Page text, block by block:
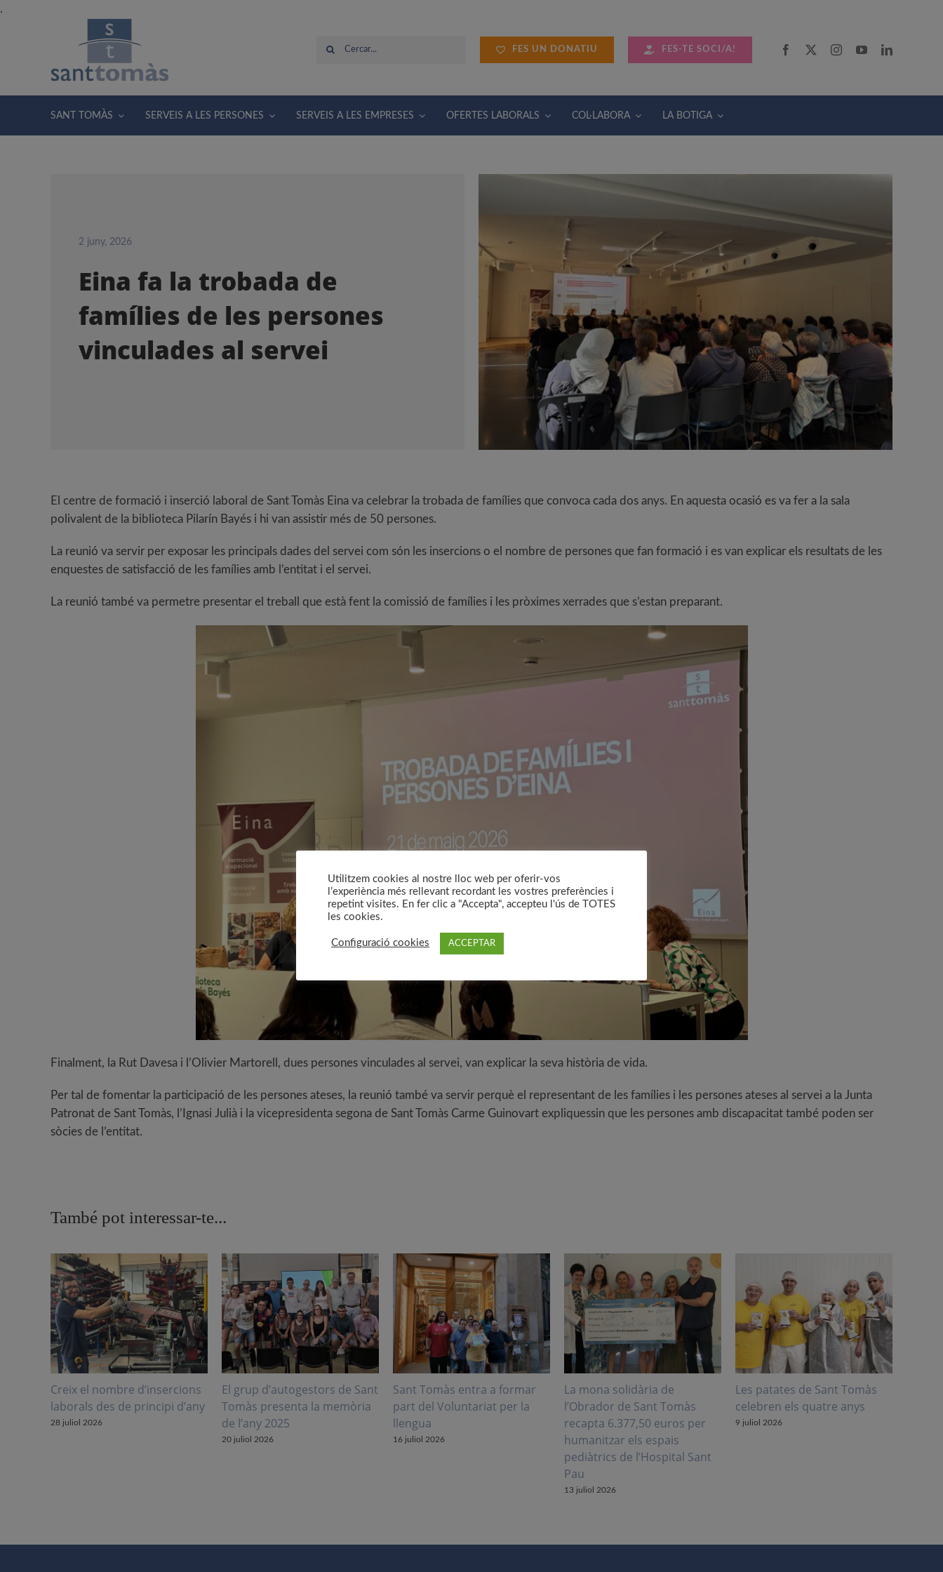
.
Cerca
FES UN DONATIU FES-TE SOCI/A!
SANT TOMÀS SERVEIS A LES PERSONES SERVEIS A LES EMPRESES OFERTES LABORALS COL·LABORA LA BOTIGA
2 juny, 2026
Eina fa la trobada de
famílies de les persones
vinculades al servei
El centre de formació i inserció laboral de Sant Tomàs Eina va celebrar la trobada de famílies que convoca cada dos anys. En aquesta ocasió es va fer a la sala
polivalent de la biblioteca Pilarín Bayés i hi van assistir més de 50 persones.
La reunió va servir per exposar les principals dades del servei com són les insercions o el nombre de persones que fan formació i es van explicar els resultats de les
enquestes de satisfacció de les famílies amb l’entitat i el servei.
La reunió també va permetre presentar el treball que està fent la comissió de famílies i les pròximes xerrades que s’estan preparant.
Finalment, la Rut Davesa i l’Olivier Martorell, dues persones vinculades al servei, van explicar la seva història de vida.
Per tal de fomentar la participació de les persones ateses, la reunió també va servir perquè el representant de les famílies i les persones ateses al servei a la Junta
Patronat de Sant Tomàs, l’Ignasi Julià i la vicepresidenta segona de Sant Tomàs Carme Guinovart expliquessin que les persones amb discapacitat també poden ser
sòcies de l’entitat.
També pot interessar-te...
Creix el nombre d’insercions
laborals des de principi d’any
28 juliol 2026
El grup d’autogestors de Sant
Tomàs presenta la memòria
de l’any 2025
20 juliol 2026
Sant Tomàs entra a formar
part del Voluntariat per la
llengua
16 juliol 2026
La mona solidària de
l’Obrador de Sant Tomàs
recapta 6.377,50 euros per
humanitzar els espais
pediàtrics de l’Hospital Sant
Pau
13 juliol 2026
Les patates de Sant Tomàs
celebren els quatre anys
9 juliol 2026
Utilitzem cookies al nostre lloc web per oferir-vos
l’experiència més rellevant recordant les vostres preferències i
repetint visites. En fer clic a "Accepta", accepteu l'ús de TOTES
les cookies.
Configuració cookies ACCEPTAR